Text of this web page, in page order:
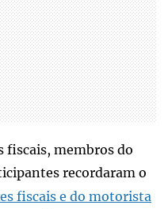
fiscais, membros do
recordaram o
fiscais e do motorista